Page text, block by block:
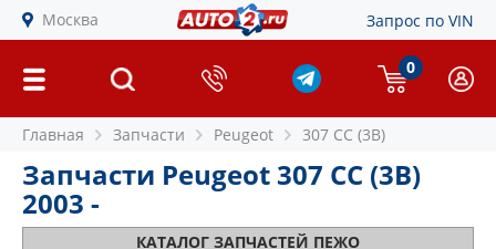
Москва Запрос по VIN
0
Главная Запчасти Peugeot 307 CC (3B)
Запчасти Peugeot 307 CC (3B)
2003 -
КАТАЛОГ ЗАПЧАСТЕЙ ПЕЖО